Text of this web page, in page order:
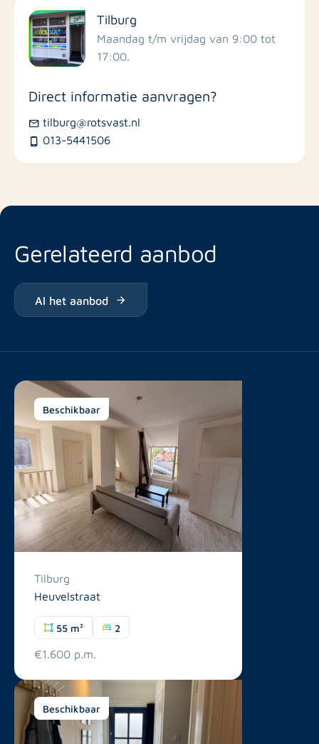
Scholen
Busstations
Tilburg
Maandag t/m vrijdag van 9:00 tot
17:00.
Direct informatie aanvragen?
tilburg@rotsvast.nl
013-5441506
Gerelateerd aanbod
Al het aanbod
Beschikbaar
Tilburg
Heuvelstraat
55 m² 2
€1.600 p.m.
Beschikbaar